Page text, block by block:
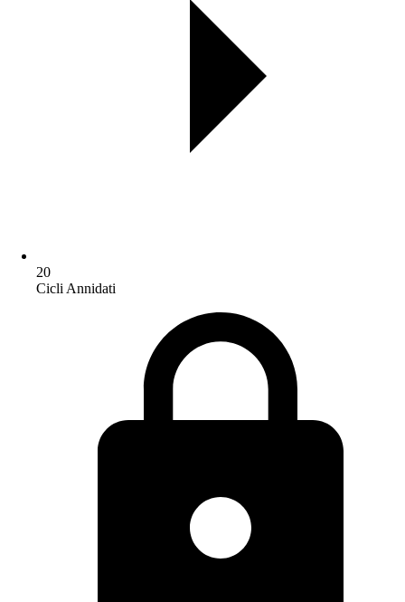
20
Cicli Annidati